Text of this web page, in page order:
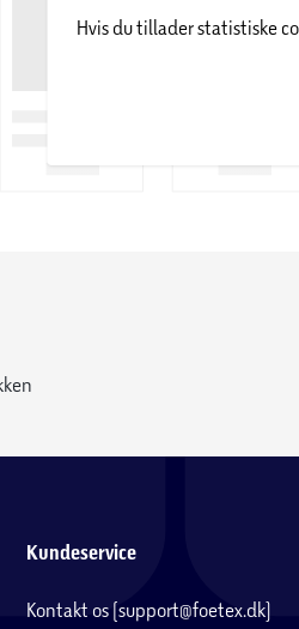
Hvis du tillader statistiske
Kundeservice
Kontakt os (support@foetex.dk)